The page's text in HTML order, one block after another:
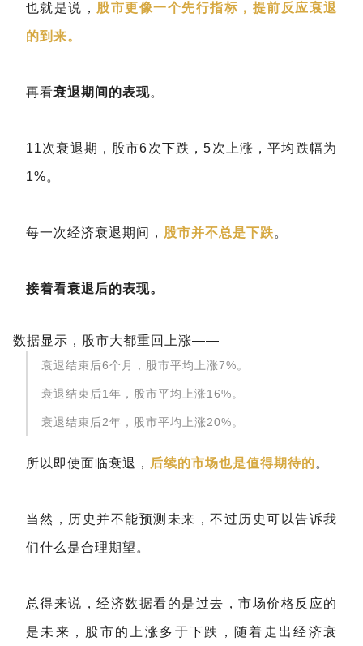
也就是说， 股市更像一个先行指标，提前反应衰退
的到来。
再看衰退期间的表现。
11次衰退期，股市6次下跌，5次上涨，平均跌幅为
1%。
每一次经济衰退期间， 股市并不总是下跌。
接着看衰退后的表现。
数据显示，股市大都重回上涨——
衰退结束后6个月，股市平均上涨7%。
衰退结束后1年，股市平均上涨16%。
衰退结束后2年，股市平均上涨20%。
所以即使面临衰退， 后续的市场也是值得期待的。
当然，历史并不能预测未来，不过历史可以告诉我
们什么是合理期望。
总得来说，经济数据看的是过去，市场价格反应的
是未来，股市的上涨多于下跌，随着走出经济衰